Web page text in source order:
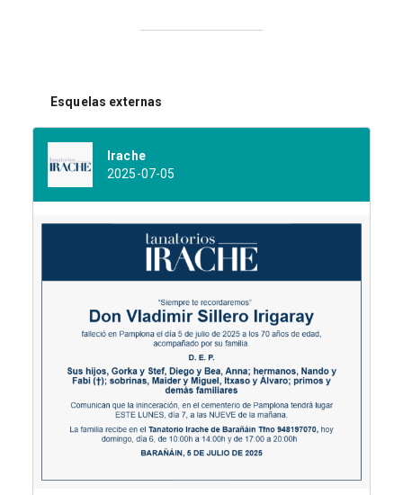
Esquelas externas
Irache
2025-07-05